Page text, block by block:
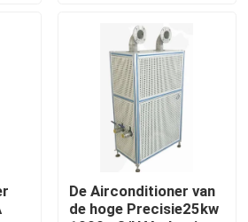
De Airconditioner van
de hoge Precisie25kw